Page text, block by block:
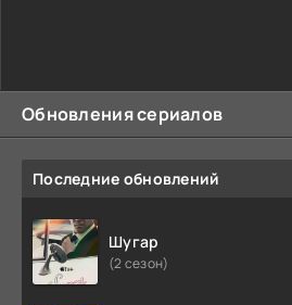
Обновления сериалов
Последние обновлений
Шугар
(2 сезон)